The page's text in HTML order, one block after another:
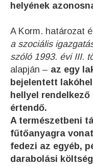
helyének
A Korm. határozat
a szociális
szóló 1993. évi III.
alapján – az egy
bejelentett
hellyel
értendő.
A természetbeni
fűtőanyagra
fedezi az egyéb,
darabolási